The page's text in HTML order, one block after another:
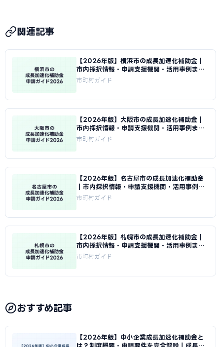
主要申請業種のひとつです。産業特性に合った活用計画（省
力化・DX・新事業など）を事業計画書に具体的に記載するこ
とで、採択率が向上します。過去の採択事例については当サイ
トの専門家にご相談ください。
関連記事
【2026年版】横浜市の成長加速化補助金｜
市内採択情報・申請支援機関・活用事例まと
め｜成長加速化補助金ナビ
市町村ガイド
【2026年版】大阪市の成長加速化補助金｜
市内採択情報・申請支援機関・活用事例まと
め｜成長加速化補助金ナビ
市町村ガイド
【2026年版】名古屋市の成長加速化補助金
｜市内採択情報・申請支援機関・活用事例ま
とめ｜成長加速化補助金ナビ
市町村ガイド
【2026年版】札幌市の成長加速化補助金｜
市内採択情報・申請支援機関・活用事例まと
め｜成長加速化補助金ナビ
市町村ガイド
おすすめ記事
【2026年版】中小企業成長加速化補助金と
は？制度概要・申請要件を完全解説｜成長加